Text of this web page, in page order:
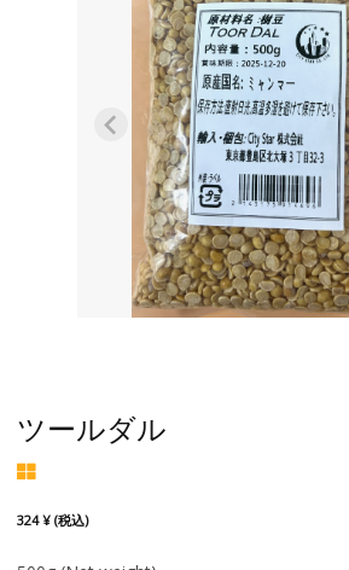
ツールダル
324 ¥ (税込)